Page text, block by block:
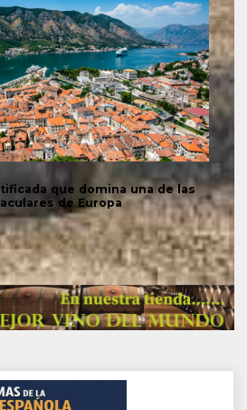
que domina una de las
de Europa